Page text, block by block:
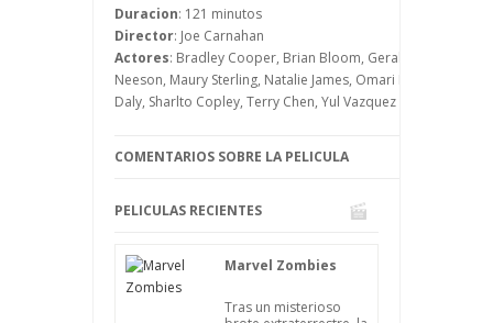
sólo falta Murdock, un loco que es capaz
de pilotar todo lo que vuele.
Duracion: 121 minutos
Director: Joe Carnahan
Actores: Bradley Cooper, Brian Bloom, Gerald McRaney,
Neeson, Maury Sterling, Natalie James, Omari Hardwick,
Daly, Sharlto Copley, Terry Chen, Yul Vazquez
COMENTARIOS SOBRE LA PELICULA
PELICULAS RECIENTES
Marvel Zombies
Tras un misterioso